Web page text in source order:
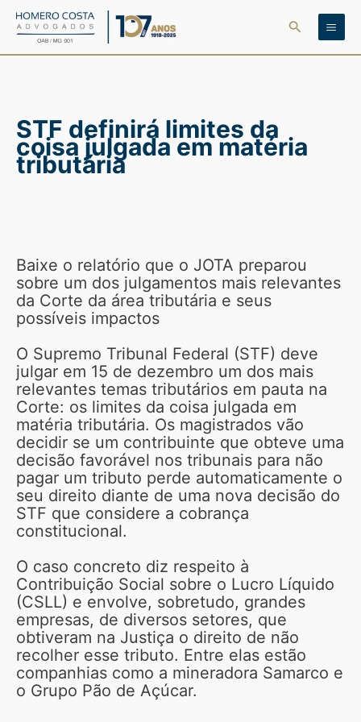
para
Pesquisar
STF definirá limites da
coisa julgada em matéria
tributária
Baixe o relatório que o JOTA preparou
sobre um dos julgamentos mais relevantes
da Corte da área tributária e seus
possíveis impactos
O Supremo Tribunal Federal (STF) deve
julgar em 15 de dezembro um dos mais
relevantes temas tributários em pauta na
Corte: os limites da coisa julgada em
matéria tributária. Os magistrados vão
decidir se um contribuinte que obteve uma
decisão favorável nos tribunais para não
pagar um tributo perde automaticamente o
seu direito diante de uma nova decisão do
STF que considere a cobrança
constitucional.
O caso concreto diz respeito à
Contribuição Social sobre o Lucro Líquido
(CSLL) e envolve, sobretudo, grandes
empresas, de diversos setores, que
obtiveram na Justiça o direito de não
recolher esse tributo. Entre elas estão
companhias como a mineradora Samarco e
o Grupo Pão de Açúcar.